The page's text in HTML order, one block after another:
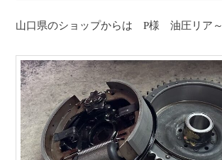
山口県のショップからは P様 油圧リア～